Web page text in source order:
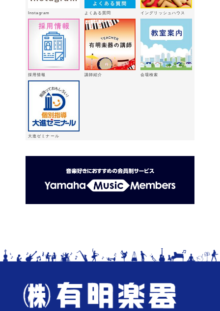
八代支店情報：年末年始特別販売企画
実施中！！ 2026年1月9日
「ウィンターパーティー」を開催しま
した。 2025年12月21日
Instagram よくある質問 イングリッシュハウス
採用情報 講師紹介 会場検索
大進ゼミナール